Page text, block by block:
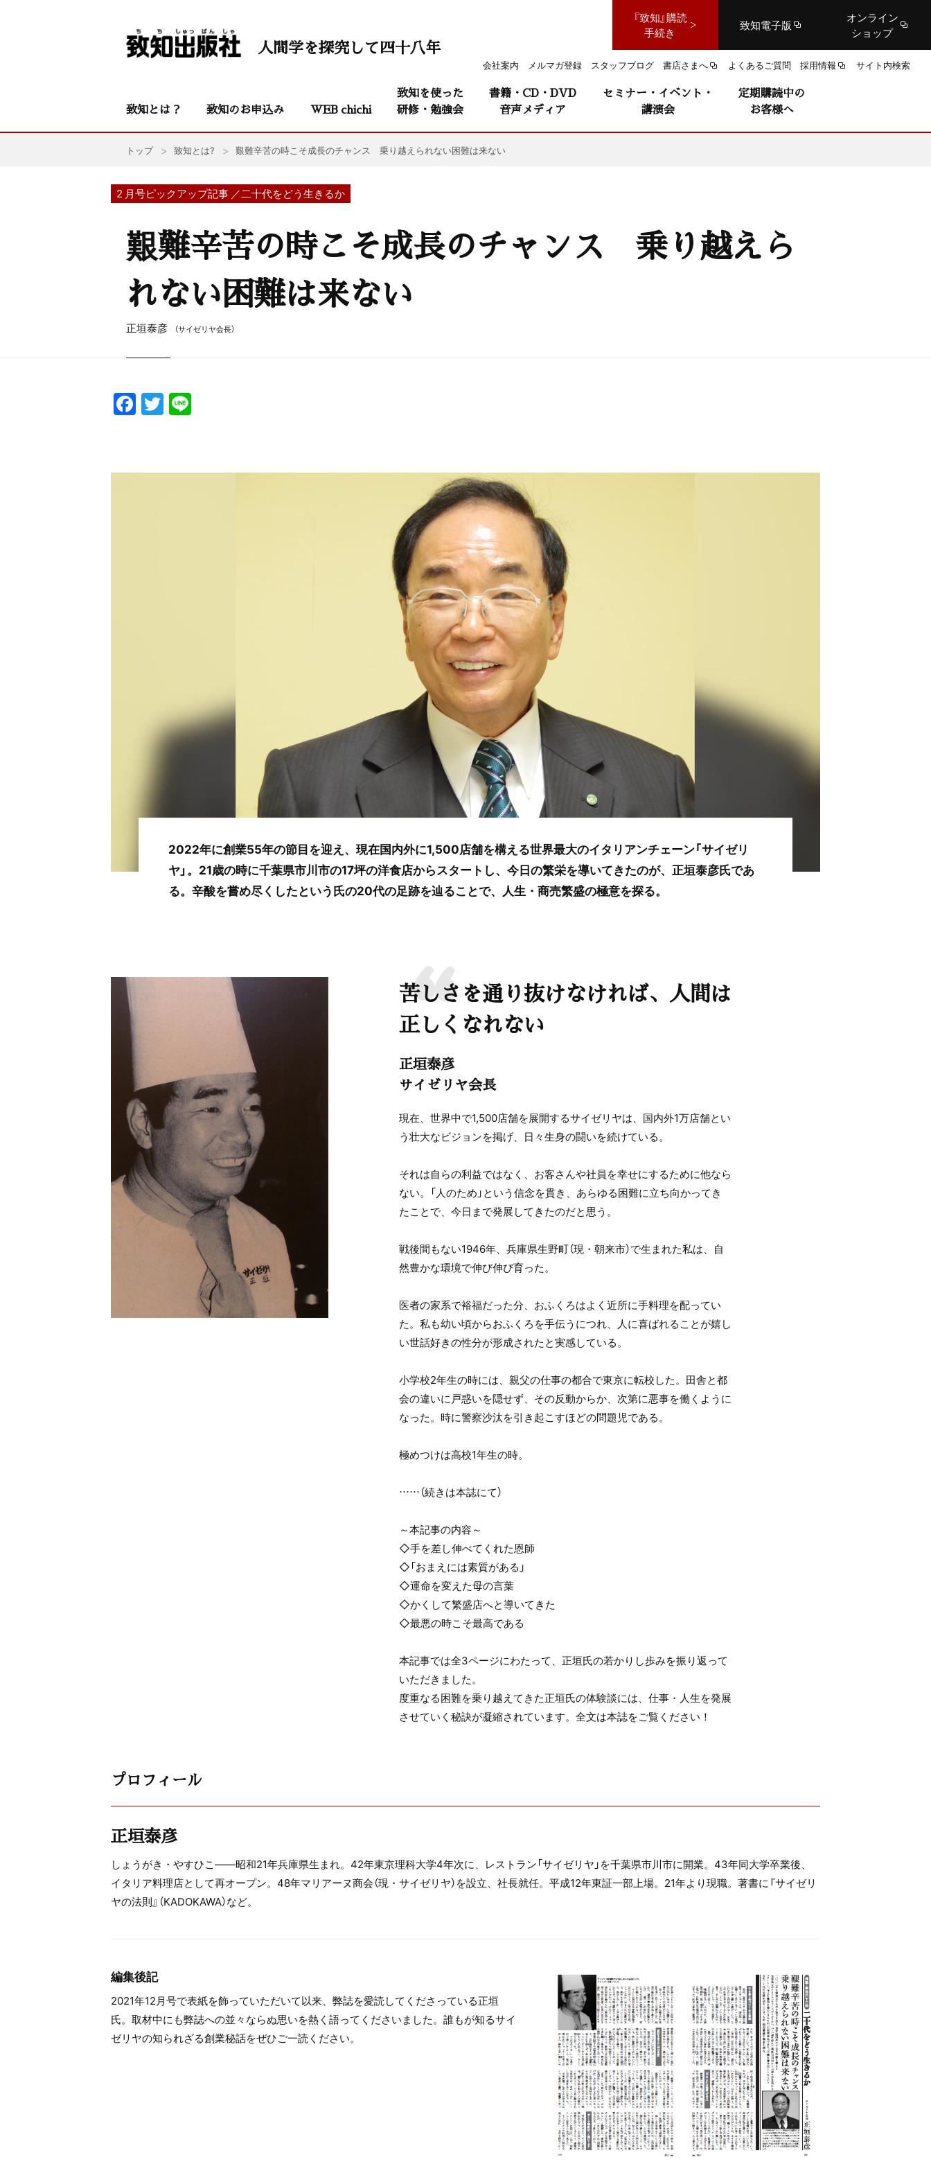
『致知』購読
手続き
致知電子版
オンライン
ショップ
会社案内 メルマガ登録 スタッフブログ 書店さまへ よくあるご質問 採用情報 サイト内検索
人間学を探究して四十八年
致知とは？ 致知のお申込み WEB chichi
致知を使った
研修・勉強会
書籍・CD・DVD
音声メディア
セミナー・イベント・
講演会
定期購読中の
お客様へ
トップ 致知とは? 艱難辛苦の時こそ成長のチャンス 乗り越えられない困難は来ない
2 月号ピックアップ記事 ／二十代をどう生きるか
艱難辛苦の時こそ成長のチャンス 乗り越えら
れない困難は来ない
正垣泰彦 （サイゼリヤ会長）
F
a
e
T
w
er
2022年に創業55年の節目を迎え、現在国内外に1,500店舗を構える世界最大のイタリアンチェーン「サイゼリ
ヤ」。21歳の時に千葉県市川市の17坪の洋食店からスタートし、今日の繁栄を導いてきたのが、正垣泰彦氏であ
る。辛酸を嘗め尽くしたという氏の20代の足跡を辿ることで、人生・商売繁盛の極意を探る。
苦しさを通り抜けなければ、人間は
正しくなれない
正垣泰彦
サイゼリヤ会長
現在、世界中で1,500店舗を展開するサイゼリヤは、国内外1万店舗とい
う壮大なビジョンを掲げ、日々生身の闘いを続けている。
それは自らの利益ではなく、お客さんや社員を幸せにするために他なら
ない。「人のため」という信念を貫き、あらゆる困難に立ち向かってき
たことで、今日まで発展してきたのだと思う。
戦後間もない1946年、兵庫県生野町（現・朝来市）で生まれた私は、自
然豊かな環境で伸び伸び育った。
医者の家系で裕福だった分、おふくろはよく近所に手料理を配ってい
た。私も幼い頃からおふくろを手伝うにつれ、人に喜ばれることが嬉し
い世話好きの性分が形成されたと実感している。
小学校2年生の時には、親父の仕事の都合で東京に転校した。田舎と都
会の違いに戸惑いを隠せず、その反動からか、次第に悪事を働くように
なった。時に警察沙汰を引き起こすほどの問題児である。
極めつけは高校1年生の時。
……（続きは本誌にて）
～本記事の内容～
◇手を差し伸べてくれた恩師
◇「おまえには素質がある」
◇運命を変えた母の言葉
◇かくして繁盛店へと導いてきた
◇最悪の時こそ最高である
本記事では全3ページにわたって、正垣氏の若かりし歩みを振り返って
いただきました。
度重なる困難を乗り越えてきた正垣氏の体験談には、仕事・人生を発展
させていく秘訣が凝縮されています。全文は本誌をご覧ください！
プロフィール
正垣泰彦
しょうがき・やすひこ――昭和21年兵庫県生まれ。42年東京理科大学4年次に、レストラン「サイゼリヤ」を千葉県市川市に開業。43年同大学卒業後、
イタリア料理店として再オープン。48年マリアーヌ商会（現・サイゼリヤ）を設立、社長就任。平成12年東証一部上場。21年より現職。著書に『サイゼリ
ヤの法則』（KADOKAWA）など。
編集後記
2021年12月号で表紙を飾っていただいて以来、弊誌を愛読してくださっている正垣
氏。取材中にも弊誌への並々ならぬ思いを熱く語ってくださいました。誰もが知るサイ
ゼリヤの知られざる創業秘話をぜひご一読ください。